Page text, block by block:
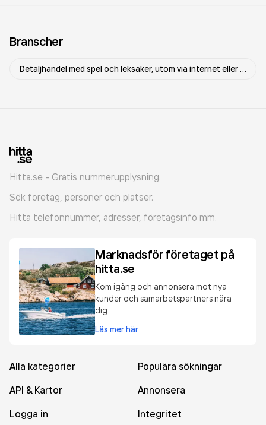
Branscher
Detaljhandel med spel och leksaker, utom via internet eller postorder
Hitta.se - Gratis nummerupplysning.
Sök företag, personer och platser.
Hitta telefonnummer, adresser, företagsinfo mm.
Marknadsför företaget på
hitta.se
Kom igång och annonsera mot nya
kunder och samarbetspartners nära
dig.
Läs mer här
Alla kategorier
Populära sökningar
API & Kartor
Annonsera
Logga in
Integritet